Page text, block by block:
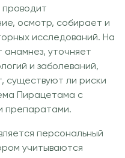
осмотр, собирает и
исследований. На
уточняет
и заболеваний,
существуют ли риски
Пирацетама с
препаратами.
персональный
учитываются